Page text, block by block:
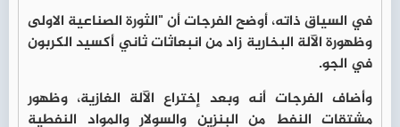
في السياق ذاته، أوضح الفرجات أن "الثورة الصناعية الاولى
وظهورة الآلة البخارية زاد من انبعاثات ثاني أكسيد الكربون
في الجو.
وأضاف الفرجات أنه وبعد إختراع الآلة الغازية، وظهور
مشتقات النفط من البنزين والسولار والمواد النفطية